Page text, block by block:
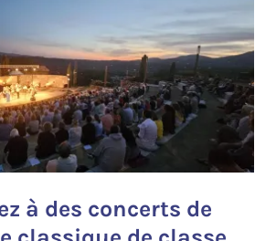
à des concerts de